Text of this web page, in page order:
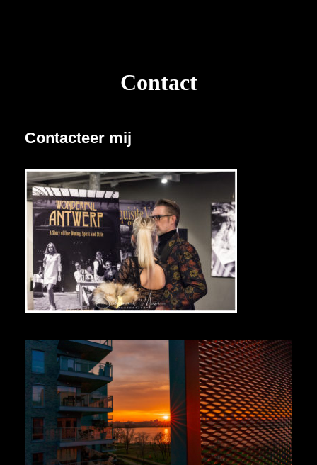
Contact
Contacteer mij